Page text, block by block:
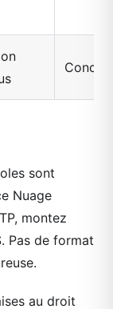
sont
Nuage
montez
Pas de format
au droit